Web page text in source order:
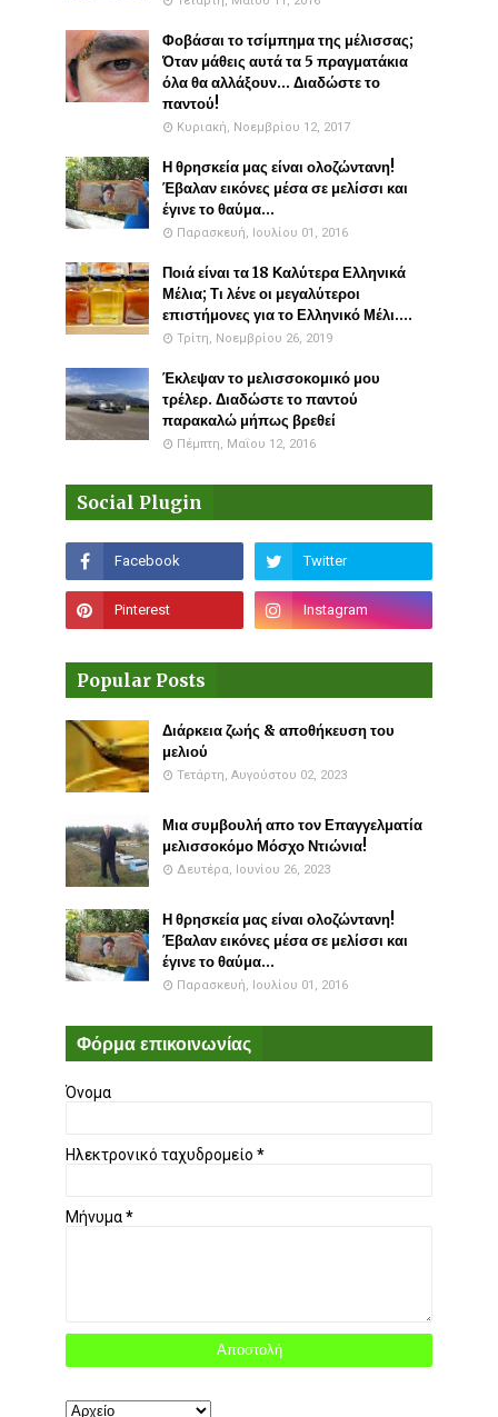
Φοβάσαι το τσίμπημα της μέλισσας;
Όταν μάθεις αυτά τα 5 πραγματάκια
όλα θα αλλάξουν... Διαδώστε το
παντού!
Κυριακή, Νοεμβρίου 12, 2017
Η θρησκεία μας είναι ολοζώντανη!
Έβαλαν εικόνες μέσα σε μελίσσι και
έγινε το θαύμα...
Παρασκευή, Ιουλίου 01, 2016
Ποιά είναι τα 18 Καλύτερα Ελληνικά
Μέλια; Τι λένε οι μεγαλύτεροι
επιστήμονες για το Ελληνικό Μέλι....
Τρίτη, Νοεμβρίου 26, 2019
Έκλεψαν το μελισσοκομικό μου
τρέλερ. Διαδώστε το παντού
παρακαλώ μήπως βρεθεί
Πέμπτη, Μαΐου 12, 2016
Social Plugin
Popular Posts
Διάρκεια ζωής & αποθήκευση του
μελιού
Τετάρτη, Αυγούστου 02, 2023
Μια συμβουλή απο τον Επαγγελματία
μελισσοκόμο Μόσχο Ντιώνια!
Δευτέρα, Ιουνίου 26, 2023
Η θρησκεία μας είναι ολοζώντανη!
Έβαλαν εικόνες μέσα σε μελίσσι και
έγινε το θαύμα...
Παρασκευή, Ιουλίου 01, 2016
Φόρμα επικοινωνίας
Όνομα
Ηλεκτρονικό ταχυδρομείο *
Μήνυμα*